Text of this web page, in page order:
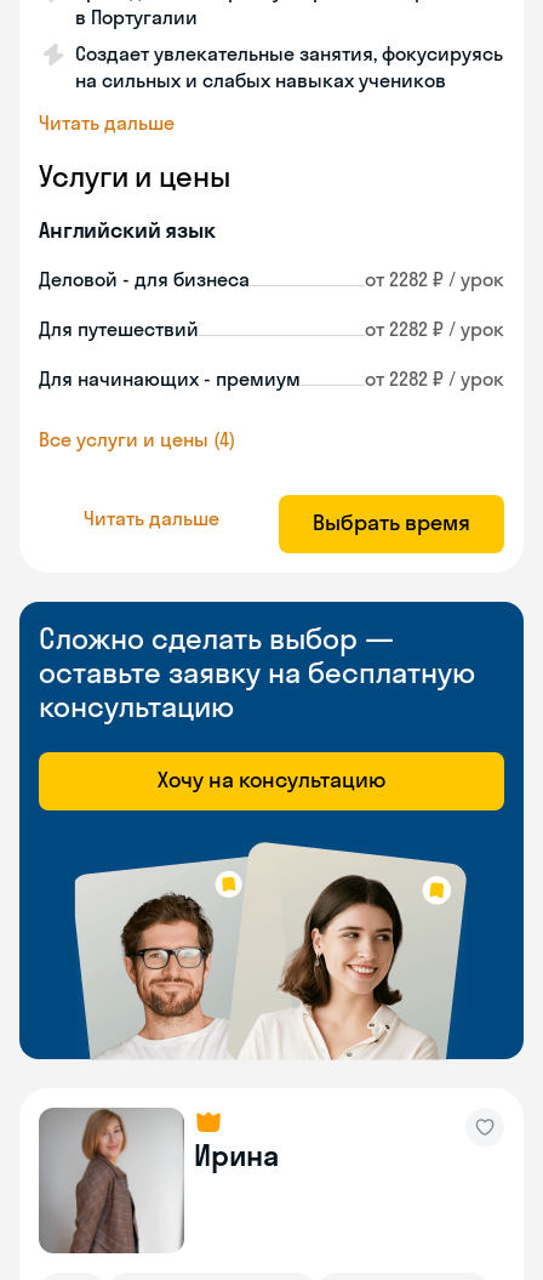
в Португалии
Создает увлекательные занятия, фокусируясь
на сильных и слабых навыках учеников
Читать дальше
Услуги и цены
Английский язык
Деловой - для бизнеса от 2282 ₽ / урок
Для путешествий от 2282 ₽ / урок
Для начинающих - премиум от 2282 ₽ / урок
Все услуги и цены (4)
Читать дальше Выбрать время
Сложно сделать выбор —
оставьте заявку на бесплатную
консультацию
Хочу на консультацию
Ирина